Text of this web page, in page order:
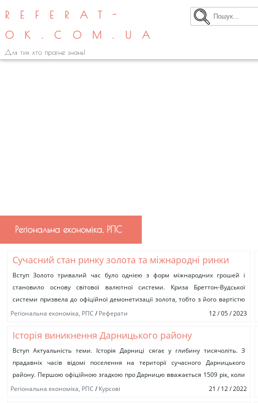
REFERAT-
OK.COM.UA
Для тих хто прагне знань!
Регіональна економіка, РПС
Сучасний стан ринку золота та міжнародні ринки
золота
Вступ Золото тривалий час було однією з форм міжнародних грошей і
становило основу світової валютної системи. Криза Бреттон-Вудської
системи призвела до офіційної демонетизації золота, тобто з його вартістю
не...
Регіональна економіка, РПС /Реферати 12 / 05 / 2023
Історія виникнення Дарницького району
Вступ Актуальність теми. Історія Дарниці сягає у глибину тисячоліть. З
прадавніх часів відомі поселення на території сучасного Дарницького
району. Першою офіційною згадкою про Дарницю вважається 1509 рік, коли
у...
Регіональна економіка, РПС /Курсові 21 / 12 / 2022